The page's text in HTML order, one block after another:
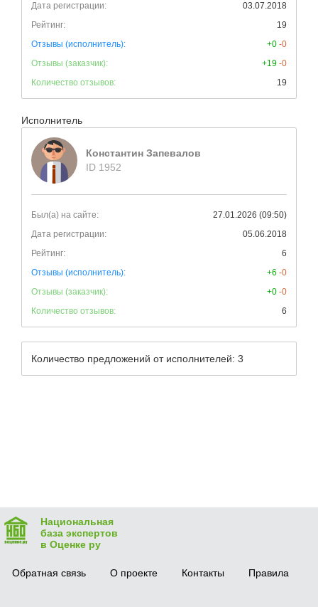
Дата регистрации:
03.07.2018
Рейтинг:
19
Отзывы (исполнитель):
+0 -0
Отзывы (заказчик):
+19 -0
Количество отзывов:
19
Исполнитель
Константин Запевалов
ID 1952
Был(а) на сайте:
27.01.2026 (09:50)
Дата регистрации:
05.06.2018
Рейтинг:
6
Отзывы (исполнитель):
+6 -0
Отзывы (заказчик):
+0 -0
Количество отзывов:
6
Количество предложений от исполнителей: 3
Национальная
база экспертов
в Оценке ру
Обратная связь О проекте Контакты Правила